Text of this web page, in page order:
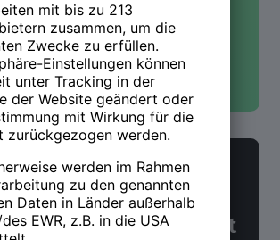
Kontakt aufnehmen
NWX Newsletter
über Arbeit und Zukunft